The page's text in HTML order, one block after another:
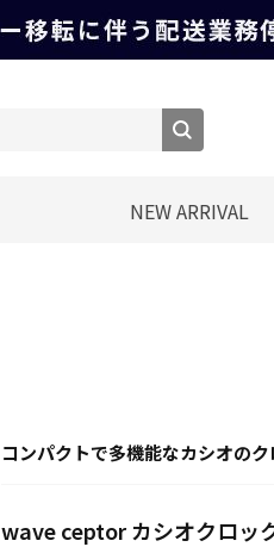
NEW ARRIVAL
コンパクトで多機能なカシオのク
wave ceptor カシオクロッ